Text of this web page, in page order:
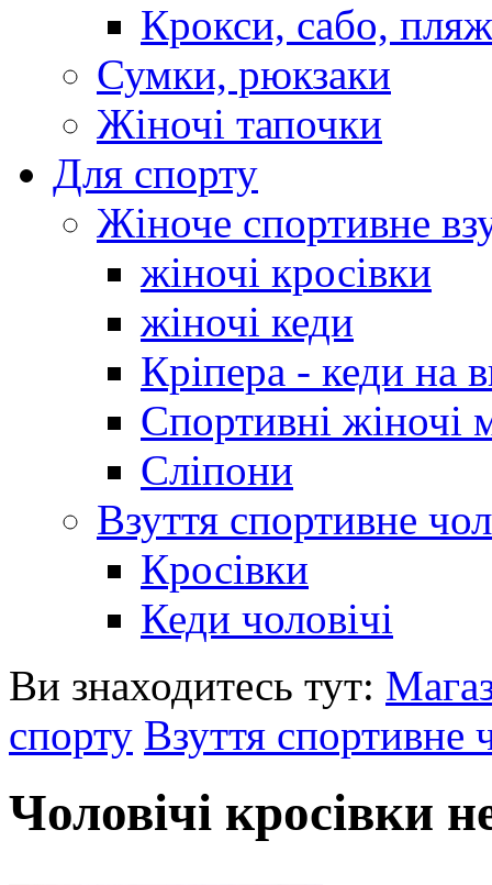
Крокси, сабо,
Сумки, рюкзаки
Жіночі тапочки
Для спорту
Жіноче спортивне
жіночі кросівки
жіночі кеди
Кріпера - кеди на
Спортивні жіночі
Сліпони
Взуття спортивне
Кросівки
Кеди чоловічі
Ви знаходитесь тут:
спорту Взуття спортивне
Чоловічі кросівки